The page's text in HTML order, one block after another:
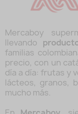
Mercaboy
llevando
familias
precio, con un
día a día: frutas y
lácteos, granos,
mucho más.